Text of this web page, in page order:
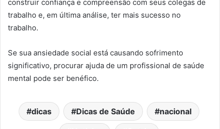
construir confiança e compreensão com seus colegas de
trabalho e, em última análise, ter mais sucesso no
trabalho.
Se sua ansiedade social está causando sofrimento
significativo, procurar ajuda de um profissional de saúde
mental pode ser benéfico.
dicas Dicas de Saúde nacional